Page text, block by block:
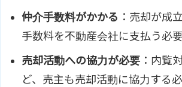
仲介手数料がかかる ：売却が成
手数料を不動産会社に支払う必要
売却活動への協力が必要 ：内覧
ど、売主も売却活動に協力する必